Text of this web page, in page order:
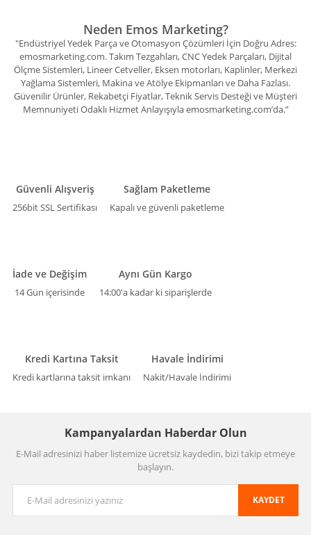
Neden Emos Marketing?
"Endüstriyel Yedek Parça ve Otomasyon Çözümleri İçin Doğru Adres:
emosmarketing.com. Takım Tezgahları, CNC Yedek Parçaları, Dijital
Ölçme Sistemleri, Lineer Cetveller, Eksen motorları, Kaplinler, Merkezi
Yağlama Sistemleri, Makina ve Atölye Ekipmanları ve Daha Fazlası.
Güvenilir Ürünler, Rekabetçi Fiyatlar, Teknik Servis Desteği ve Müşteri
Memnuniyeti Odaklı Hizmet Anlayışıyla emosmarketing.com’da.”
Güvenli Alışveriş
256bit SSL Sertifikası
Sağlam Paketleme
Kapalı ve güvenli paketleme
İade ve Değişim
14 Gün içerisinde
Aynı Gün Kargo
14:00'a kadar ki siparişlerde
Kredi Kartına Taksit
Kredi kartlarına taksit imkanı
Havale İndirimi
Nakit/Havale İndirimi
Kampanyalardan Haberdar Olun
E-Mail adresinizi haber listemize ücretsiz kaydedin, bizi takip etmeye
başlayın.
KAYDET